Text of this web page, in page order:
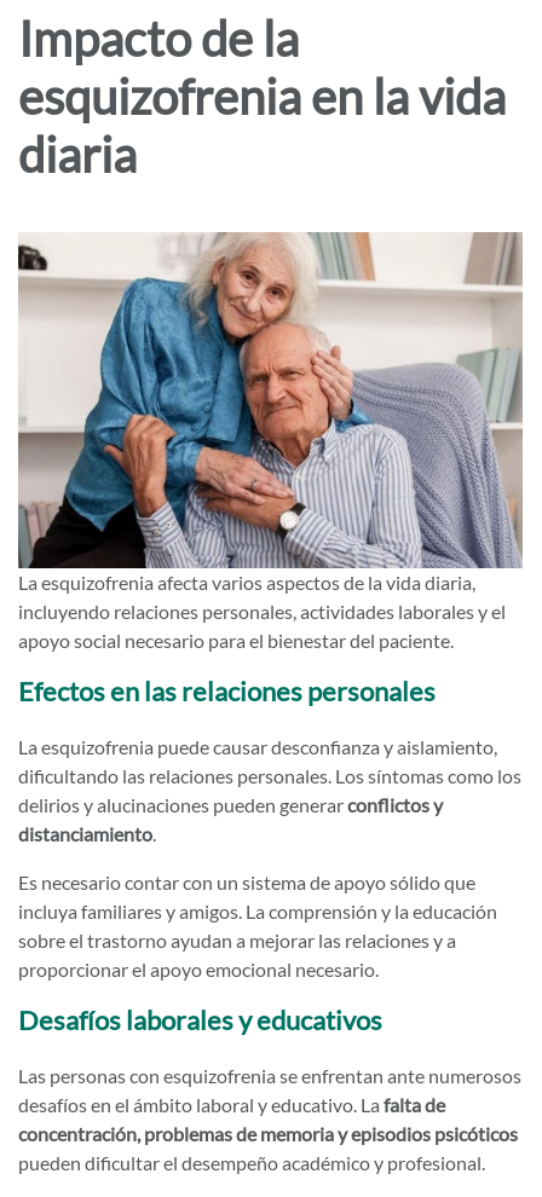
Impacto de la
esquizofrenia en la vida
diaria
La esquizofrenia afecta varios aspectos de la vida diaria,
incluyendo relaciones personales, actividades laborales y el
apoyo social necesario para el bienestar del paciente.
Efectos en las relaciones personales
La esquizofrenia puede causar desconfianza y aislamiento,
dificultando las relaciones personales. Los síntomas como los
delirios y alucinaciones pueden generarconflictos y
distanciamiento.
Es necesario contar con un sistema de apoyo sólido que
incluya familiares y amigos. La comprensión y la educación
sobre el trastorno ayudan a mejorar las relaciones y a
proporcionar el apoyo emocional necesario.
Desafíos laborales y educativos
Las personas con esquizofrenia se enfrentan ante numerosos
desafíos en el ámbito laboral y educativo. La falta de
concentración, problemas de memoria y episodios psicóticos
pueden dificultar el desempeño académico y profesional.